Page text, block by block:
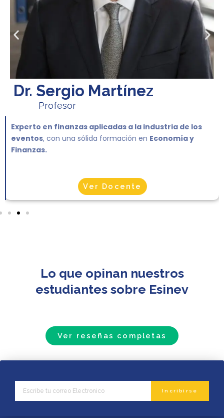
Dr. Sergio Martínez
Profesor
Experto en finanzas aplicadas a la industria de los
eventos, con una sólida formación en Economía y
Finanzas.
Ver Docente
Lo que opinan nuestros
estudiantes sobre Esinev
Ver reseñas completas
Incribirse